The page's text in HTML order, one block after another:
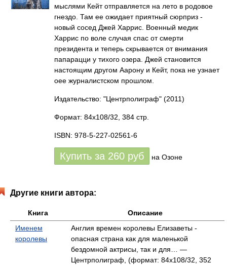
мыслями Кейт отправляется на лето в родовое
гнездо. Там ее ожидает приятный сюрприз -
новый сосед Джей Харрис. Военный медик
Харрис по воле случая спас от смерти
президента и теперь скрывается от внимания
папарацци у тихого озера. Джей становится
настоящим другом Аарону и Кейт, пока не узнает
оее журналистском прошлом.
Издательство: "Центрполиграф" (2011)
Формат: 84x108/32, 384 стр.
ISBN: 978-5-227-02561-6
Купить за 260 руб на Озоне
Другие книги автора:
Книга
Описание
Именем
королевы
Англия времен королевы Елизаветы -
опасная страна как для маленькой
бездомной актрисы, так и для… —
Центрполиграф, (формат: 84x108/32, 352